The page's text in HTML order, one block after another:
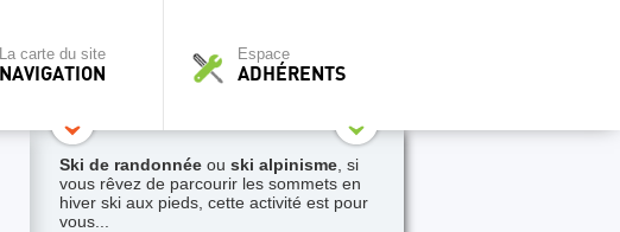
La carte du site
NAVIGATION
Espace
ADHÉRENTS
Ski de randonnée ou ski alpinisme , si
vous rêvez de parcourir les sommets en
hiver ski aux pieds, cette activité est pour
vous...